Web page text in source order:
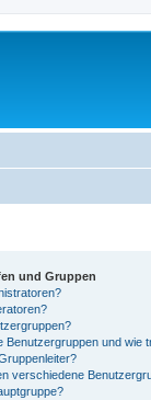
und Gruppen
Benutzergruppen und wie
verschiedene